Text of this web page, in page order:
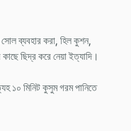
ব্যবহার করা, হিল কুশন,
ছিদ্র করে নেয়া ইত্যাদি।
১০ মিনিট কুসুম গরম পানিতে